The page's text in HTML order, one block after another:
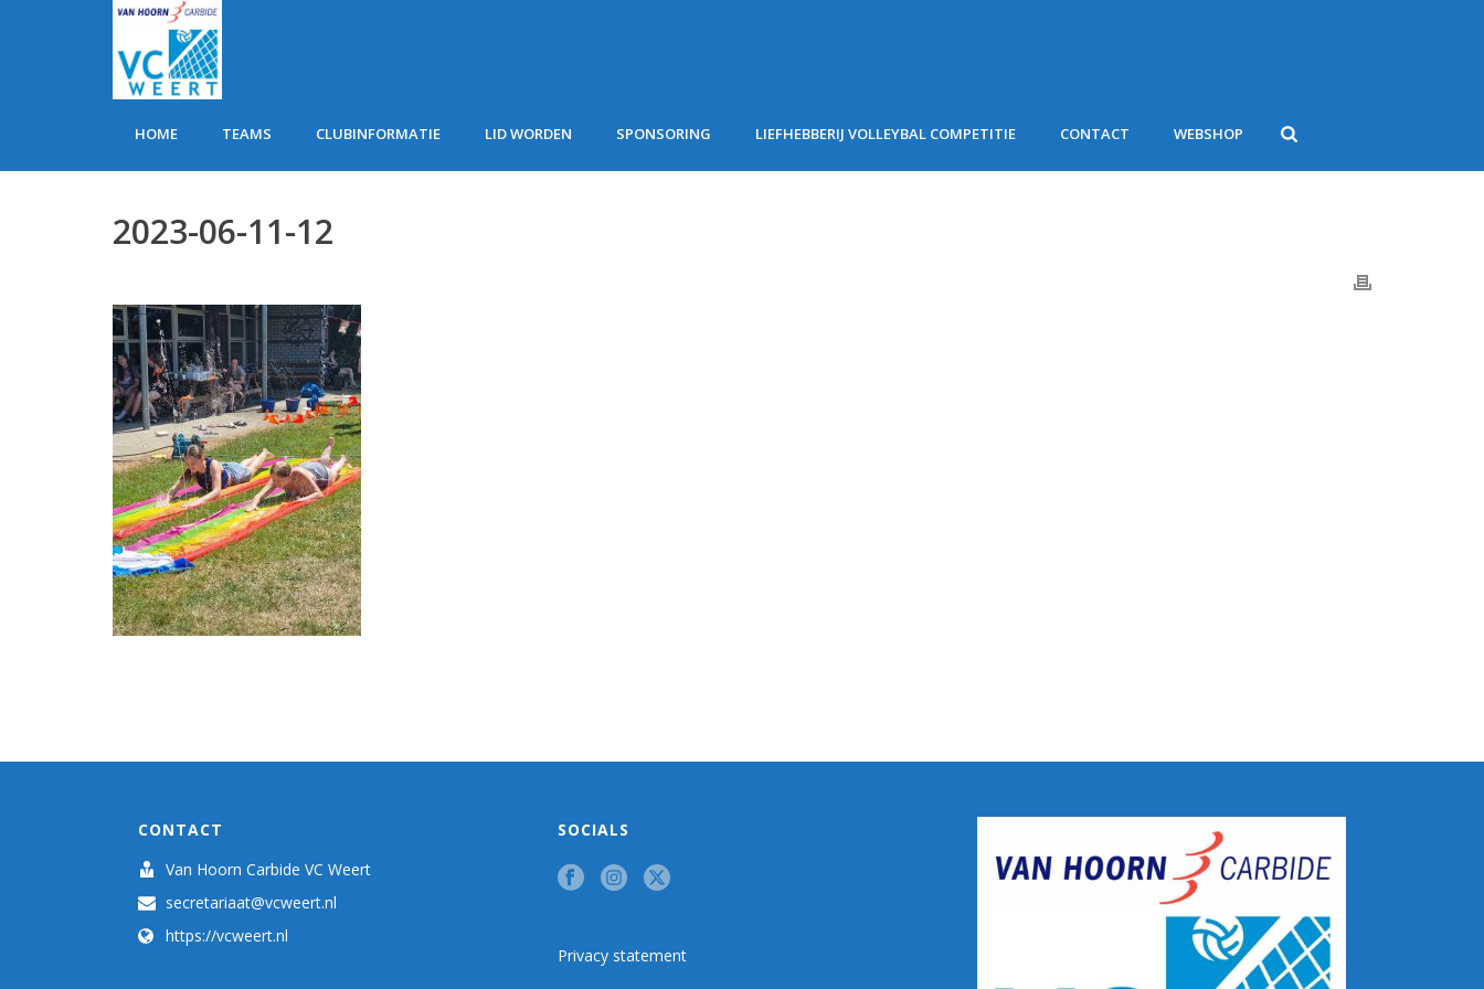
HOME TEAMS CLUBINFORMATIE LID WORDEN SPONSORING LIEFHEBBERIJ VOLLEYBAL COMPETITIE CONTACT WEBSHOP
2023-06-11-12
CONTACT
Van Hoorn Carbide VC Weert
secretariaat@vcweert.nl
https://vcweert.nl
SOCIALS
Privacy statement